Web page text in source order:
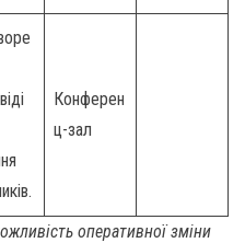
Конферен
ц-зал
оперативної зміни